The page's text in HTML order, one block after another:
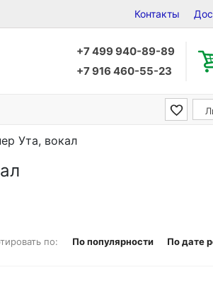
Контакты
+7 499 940-89-89
+7 916 460-55-23
Ута, вокал
по: По популярности По дате